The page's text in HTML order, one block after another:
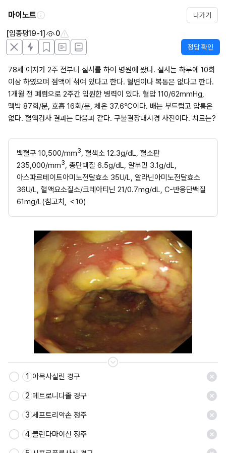
마이노트 나가기
[임종평19-1] 0
정답 확인
78세 여자가 2주 전부터 설사를 하여 병원에 왔다. 설사는 하루에 10회
이상 하였으며 점액이 섞여 있다고 한다. 혈변이나 복통은 없다고 한다.
1개월 전 폐렴으로 2주간 입원한 병력이 있다. 혈압 110/62mmHg,
맥박 87회/분, 호흡 16회/분, 체온 37.6℃이다. 배는 부드럽고 압통은
없다. 혈액검사 결과는 다음과 같다. 구불결장내시경 사진이다. 치료는?
백혈구 10,500/mm3, 혈색소 12.3g/dL, 혈소판
235,000/mm3, 총단백질 6.5g/dL, 알부민 3.1g/dL,
아스파르테이트아미노전달효소 35U/L, 알라닌아미노전달효소
36U/L, 혈액요소질소/크레아티닌 21/0.7mg/dL, C-반응단백질
61mg/L(참고치, ＜10)
1 아목사실린 경구
2 메트로니다졸 경구
3 세프트리악손 정주
4 클린다마이신 정주